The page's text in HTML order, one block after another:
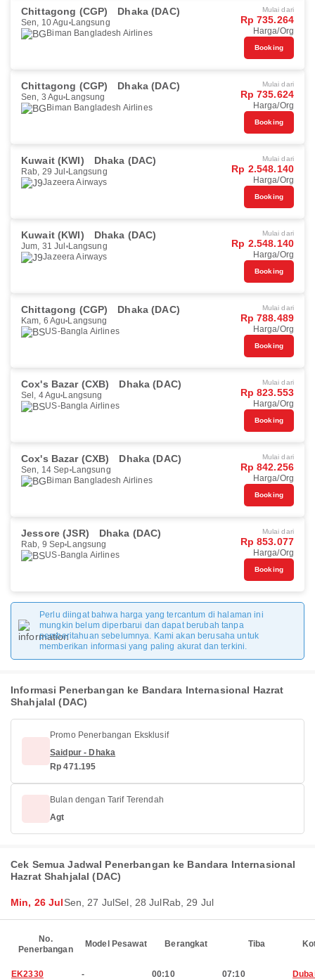
Chittagong (CGP) Dhaka (DAC)
Sen, 10 Agu Langsung
Biman Bangladesh Airlines
Mulai dari
Rp 735.264
Harga/Org
Booking
Chittagong (CGP) Dhaka (DAC)
Sen, 3 Agu Langsung
Biman Bangladesh Airlines
Mulai dari
Rp 735.624
Harga/Org
Booking
Kuwait (KWI) Dhaka (DAC)
Rab, 29 Jul Langsung
Jazeera Airways
Mulai dari
Rp 2.548.140
Harga/Org
Booking
Kuwait (KWI) Dhaka (DAC)
Jum, 31 Jul Langsung
Jazeera Airways
Mulai dari
Rp 2.548.140
Harga/Org
Booking
Chittagong (CGP) Dhaka (DAC)
Kam, 6 Agu Langsung
US-Bangla Airlines
Mulai dari
Rp 788.489
Harga/Org
Booking
Cox's Bazar (CXB) Dhaka (DAC)
Sel, 4 Agu Langsung
US-Bangla Airlines
Mulai dari
Rp 823.553
Harga/Org
Booking
Cox's Bazar (CXB) Dhaka (DAC)
Sen, 14 Sep Langsung
Biman Bangladesh Airlines
Mulai dari
Rp 842.256
Harga/Org
Booking
Jessore (JSR) Dhaka (DAC)
Rab, 9 Sep Langsung
US-Bangla Airlines
Mulai dari
Rp 853.077
Harga/Org
Booking
Perlu diingat bahwa harga yang tercantum di halaman ini
mungkin belum diperbarui dan dapat berubah tanpa
pemberitahuan sebelumnya. Kami akan berusaha untuk
memberikan informasi yang paling akurat dan terkini.
Informasi Penerbangan ke Bandara Internasional Hazrat
Shahjalal (DAC)
Promo Penerbangan Eksklusif
Saidpur - Dhaka
Rp 471.195
Bulan dengan Tarif Terendah
Agt
Cek Semua Jadwal Penerbangan ke Bandara Internasional
Hazrat Shahjalal (DAC)
Min, 26 JulSen, 27 JulSel, 28 JulRab, 29 Jul
No.
Penerbangan
Model Pesawat Berangkat Tiba
EK2330 - 00:10 07:10